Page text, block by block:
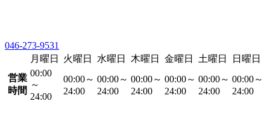
046-273-9531
月曜日
火曜日 水曜日 木曜日 金曜日 土曜日
日曜日
営業
時間
00:00
～
24:00
00:00～
24:00
00:00～
24:00
00:00～
24:00
00:00～
24:00
00:00～
24:00
00:00～
24:00